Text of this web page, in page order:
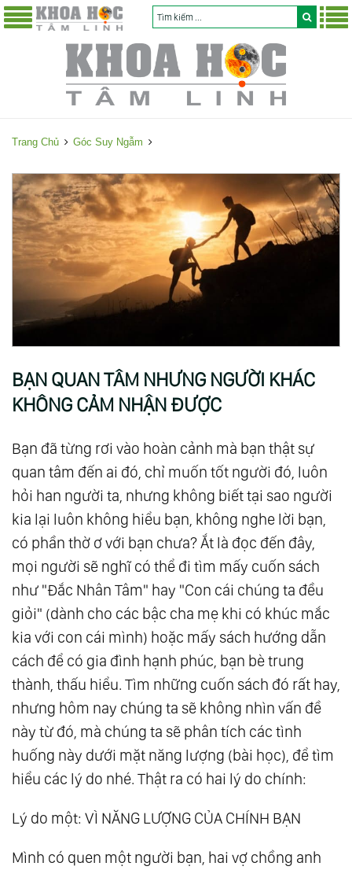
Trang Chủ Góc Suy Ngẫm
BẠN QUAN TÂM NHƯNG NGƯỜI KHÁC
KHÔNG CẢM NHẬN ĐƯỢC
Bạn đã từng rơi vào hoàn cảnh mà bạn thật sự
quan tâm đến ai đó, chỉ muốn tốt người đó, luôn
hỏi han người ta, nhưng không biết tại sao người
kia lại luôn không hiểu bạn, không nghe lời bạn,
có phần thờ ơ với bạn chưa? Ắt là đọc đến đây,
mọi người sẽ nghĩ có thể đi tìm mấy cuốn sách
như "Đắc Nhân Tâm" hay "Con cái chúng ta đều
giỏi" (dành cho các bậc cha mẹ khi có khúc mắc
kia với con cái mình) hoặc mấy sách hướng dẫn
cách để có gia đình hạnh phúc, bạn bè trung
thành, thấu hiểu. Tìm những cuốn sách đó rất hay,
nhưng hôm nay chúng ta sẽ không nhìn vấn đề
này từ đó, mà chúng ta sẽ phân tích các tình
huống này dưới mặt năng lượng (bài học), để tìm
hiểu các lý do nhé. Thật ra có hai lý do chính:
Lý do một: VÌ NĂNG LƯỢNG CỦA CHÍNH BẠN
Mình có quen một người bạn, hai vợ chồng anh